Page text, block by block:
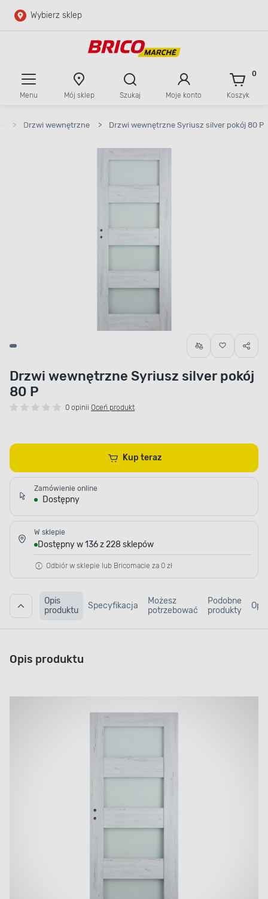
Przejdź do głównej zawartości
Wybierz sklep
Menu Mój sklep Szukaj Moje konto Koszyk
0
> Drzwi wewnętrzne > Drzwi wewnętrzne Syriusz silver pokój 80 P
Drzwi wewnętrzne Syriusz silver pokój
80 P
0 opinii Oceń produkt
Kup teraz
Zamówienie online
Dostępny
W sklepie
Dostępny w 136 z 228 sklepów
Odbiór w sklepie lub Bricomacie za 0 zł
Opis
produktu
Specyfikacja
Możesz
potrzebować
Podobne
produkty
Opis produktu